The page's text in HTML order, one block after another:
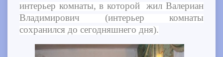
интерьер комнаты, в которой жил Валериан
Владимирович (интерьер комнаты
сохранился до сегодняшнего дня).